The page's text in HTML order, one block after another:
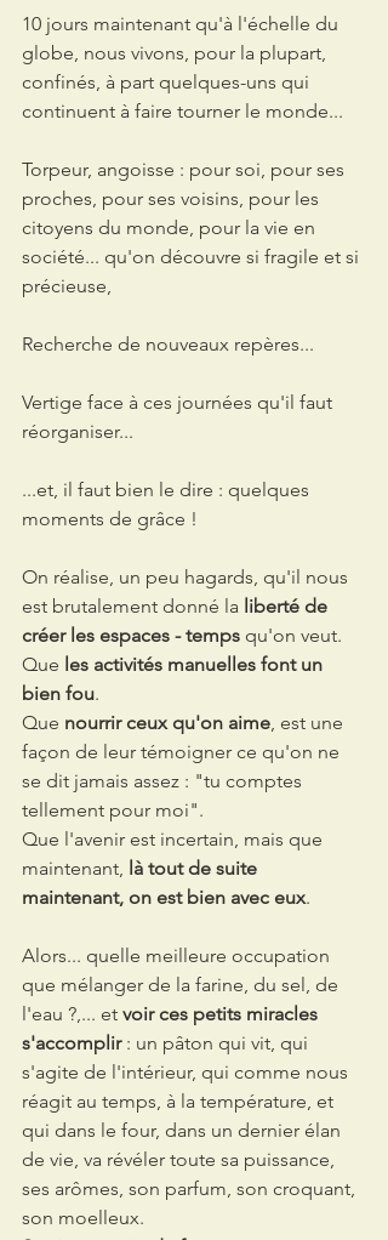
10 jours maintenant qu'à l'échelle du
globe, nous vivons, pour la plupart,
confinés, à part quelques-uns qui
continuent à faire tourner le monde...
Torpeur, angoisse : pour soi, pour ses
proches, pour ses voisins, pour les
citoyens du monde, pour la vie en
société... qu'on découvre si fragile et si
précieuse,
Recherche de nouveaux repères...
Vertige face à ces journées qu'il faut
réorganiser...
...et, il faut bien le dire : quelques
moments de grâce !
On réalise, un peu hagards, qu'il nous
est brutalement donné la liberté de
créer les espaces - temps qu'on veut.
Que les activités manuelles font un
bien fou.
Que nourrir ceux qu'on aime, est une
façon de leur témoigner ce qu'on ne
se dit jamais assez : "tu comptes
tellement pour moi".
Que l'avenir est incertain, mais que
maintenant, là tout de suite
maintenant, on est bien avec eux.
Alors... quelle meilleure occupation
que mélanger de la farine, du sel, de
l'eau ?,... et voir ces petits miracles
s'accomplir : un pâton qui vit, qui
s'agite de l'intérieur, qui comme nous
réagit au temps, à la température, et
qui dans le four, dans un dernier élan
de vie, va révéler toute sa puissance,
ses arômes, son parfum, son croquant,
son moelleux.